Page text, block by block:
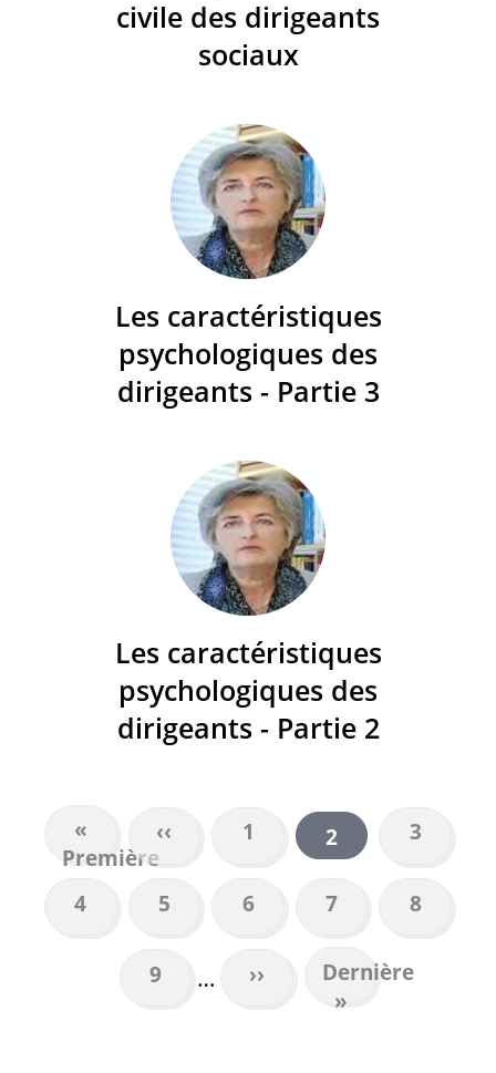
civile des dirigeants
sociaux
Les caractéristiques
psychologiques des
dirigeants - Partie 3
Les caractéristiques
psychologiques des
dirigeants - Partie 2
PAGINATION
Première
page
«
Première
Page
précédente
‹‹ Page
1
Page
courante
2 Page
3
Page
4 Page
5 Page
6 Page
7 Page
8
Page
9 …
Page
suivante
››
Dernière
page
Dernière
»